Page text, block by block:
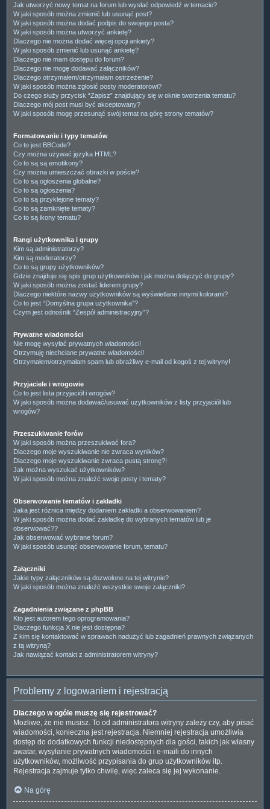
Jak utworzyć nowy temat na forum lub wysłać odpowiedź w temacie?
W jaki sposób można zmienić lub usunąć post?
W jaki sposób można dodać podpis do swojego posta?
W jaki sposób można utworzyć ankietę?
Dlaczego nie można dodać więcej opcji ankiety?
W jaki sposób zmienić lub usunąć ankietę?
Dlaczego nie mam dostępu do forum?
Dlaczego nie mogę dodawać załączników?
Dlaczego otrzymałem/otrzymałam ostrzeżenie?
W jaki sposób można zgłosić posty moderatorowi?
Do czego służy przycisk “Zapisz” znajdujący się w oknie tworzenia tematu?
Dlaczego mój post musi być akceptowany?
W jaki sposób mogę przesunąć swój temat na górę strony tematów?
Formatowanie i typy tematów
Co to jest BBCode?
Czy można używać języka HTML?
Co to są są emotikony?
Czy można umieszczać obrazki w poście?
Co to są ogłoszenia globalne?
Co to są ogłoszenia?
Co to są przyklejone tematy?
Co to są zamknięte tematy?
Co to są ikony tematu?
Rangi użytkownika i grupy
Kim są administratorzy?
Kim są moderatorzy?
Co to są grupy użytkowników?
Gdzie znajduje się spis grup użytkowników i jak można dołączyć do grupy?
W jaki sposób można zostać liderem grupy?
Dlaczego niektóre nazwy użytkowników są wyświetlane innymi kolorami?
Co to jest “Domyślna grupa użytkownika”?
Czym jest odnośnik “Zespół administracyjny”?
Prywatne wiadomości
Nie mogę wysyłać prywatnych wiadomości!
Otrzymuję niechciane prywatne wiadomości!
Otrzymałem/otrzymałam spam lub obraźliwy e-mail od kogoś z tej witryny!
Przyjaciele i wrogowie
Co to jest lista przyjaciół i wrogów?
W jaki sposób można dodawać/usuwać użytkowników z listy przyjaciół lub
wrogów?
Przeszukiwanie forów
W jaki sposób można przeszukiwać fora?
Dlaczego moje wyszukiwanie nie zwraca wyników?
Dlaczego moje wyszukiwanie zwraca pustą stronę?!
Jak można wyszukać użytkowników?
W jaki sposób można znaleźć swoje posty i tematy?
Obserwowanie tematów i zakładki
Jaka jest różnica między dodaniem zakładki a obserwowaniem?
W jaki sposób można dodać zakładkę do wybranych tematów lub je
obserwować??
Jak obserwować wybrane forum?
W jaki sposób usunąć obserwowanie forum, tematu?
Załączniki
Jakie typy załączników są dozwolone na tej witrynie?
W jaki sposób można znaleźć wszystkie swoje załączniki?
Zagadnienia związane z phpBB
Kto jest autorem tego oprogramowania?
Dlaczego funkcja X nie jest dostępna?
Z kim się kontaktować w sprawach nadużyć lub zagadnień prawnych związanych
z tą witryną?
Jak nawiązać kontakt z administratorem witryny?
Problemy z logowaniem i rejestracją
Dlaczego w ogóle muszę się rejestrować?
Możliwe, że nie musisz. To od administratora witryny zależy czy, aby pisać
wiadomości, konieczna jest rejestracja. Niemniej rejestracja umożliwia
dostęp do dodatkowych funkcji niedostępnych dla gości, takich jak własny
awatar, wysyłanie prywatnych wiadomości i e-maili do innych
użytkowników, możliwość przypisania do grup użytkowników itp.
Rejestracja zajmuje tylko chwilę, więc zaleca się jej wykonanie.
Na górę